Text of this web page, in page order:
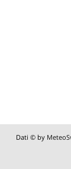
Dati © by